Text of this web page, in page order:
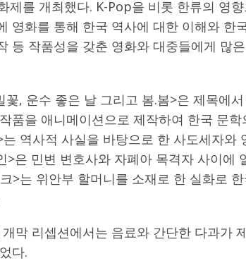
제를 개최했다. K-Pop을 비롯 한류의 영
영화를 통해 한국 역사에 대한 이해와 한
등 작품성을 갖춘 영화와 대중들에게 많
꽃, 운수 좋은 날 그리고 봄.봄>은 제목에
품을 애니메이션으로 제작하여 한국 문
역사적 사실을 바탕으로 한 사도세자와
>은 민변 변호사와 자폐아 목격자 사이에
>는 위안부 할머니를 소재로 한 실화로
막 리셉션에서는 음료와 간단한 다과가
다.